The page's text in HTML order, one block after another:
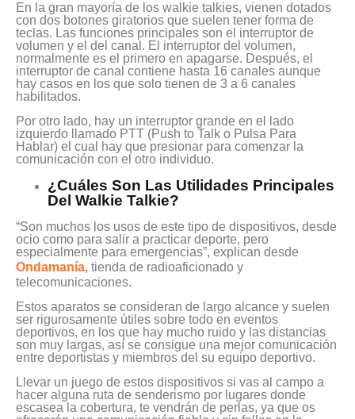
En la gran mayoría de los walkie talkies, vienen dotados
con dos botones giratorios que suelen tener forma de
teclas. Las funciones principales son el interruptor de
volumen y el del canal. El interruptor del volumen,
normalmente es el primero en apagarse. Después, el
interruptor de canal contiene hasta 16 canales aunque
hay casos en los que solo tienen de 3 a 6 canales
habilitados.
Por otro lado, hay un interruptor grande en el lado
izquierdo llamado PTT (Push to Talk o Pulsa Para
Hablar) el cual hay que presionar para comenzar la
comunicación con el otro individuo.
¿Cuáles Son Las Utilidades Principales
Del Walkie Talkie?
“Son muchos los usos de este tipo de dispositivos, desde
ocio como para salir a practicar deporte, pero
especialmente para emergencias”, explican desde
Ondamanía, tienda de radioaficionado y
telecomunicaciones.
Estos aparatos se consideran de largo alcance y suelen
ser rigurosamente útiles sobre todo en eventos
deportivos, en los que hay mucho ruido y las distancias
son muy largas, así se consigue una mejor comunicación
entre deportistas y miembros del su equipo deportivo.
Llevar un juego de estos dispositivos si vas al campo a
hacer alguna ruta de senderismo por lugares donde
escasea la cobertura, te vendrán de perlas, ya que os